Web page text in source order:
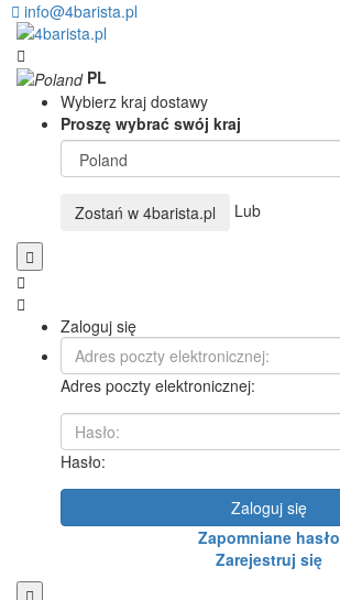
info@4barista.pl
PL
Wybierz kraj dostawy
Proszę wybrać swój kraj
Zostań w 4barista.pl Lub
Zaloguj się
Adres poczty elektronicznej:
Hasło:
Zaloguj się
Zapomniane hasło
Zarejestruj się